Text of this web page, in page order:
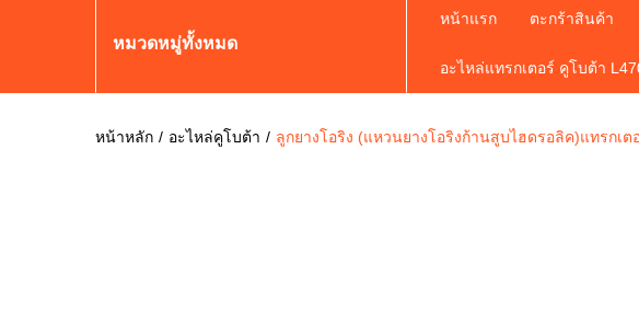
หมวดหมู่ทั้งหมด
หน้าแรก ตะกร้าสินค้า
อะไหล่แทรกเตอร์ คูโบต้า
หน้าหลัก อะไหล่คูโบต้า ลูกยางโอริง (แหวนยางโอริงก้านสูบไฮดรอลิค)แทรกเต